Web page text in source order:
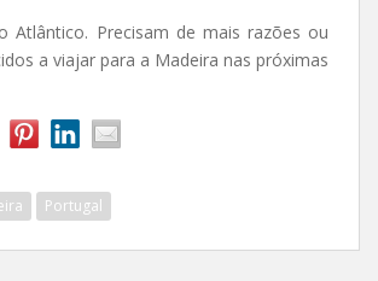
Atlântico. Precisam de mais razões ou
a viajar para a Madeira nas próximas
Portugal